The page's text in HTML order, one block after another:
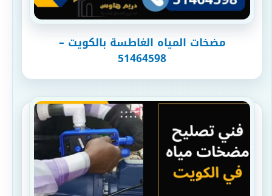
مضخات المياه الغاطسة​ بالكويت –
51464598